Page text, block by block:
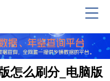
怎么刷分_电脑版